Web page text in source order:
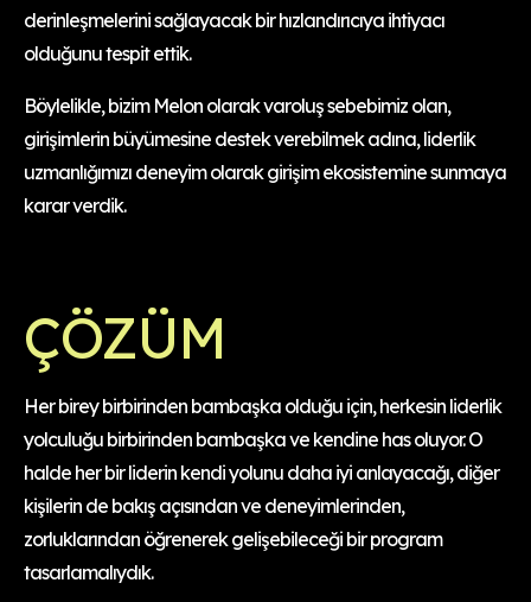
derinleşmelerini sağlayacak bir hızlandırıcıya ihtiyacı
olduğunu tespit ettik.
Böylelikle, bizim Melon olarak varoluş sebebimiz olan,
girişimlerin büyümesine destek verebilmek adına, liderlik
uzmanlığımızı deneyim olarak girişim ekosistemine sunmaya
karar verdik.
ÇÖZÜM
Her birey birbirinden bambaşka olduğu için, herkesin liderlik
yolculuğu birbirinden bambaşka ve kendine has oluyor. O
halde her bir liderin kendi yolunu daha iyi anlayacağı, diğer
kişilerin de bakış açısından ve deneyimlerinden,
zorluklarından öğrenerek gelişebileceği bir program
tasarlamalıydık.